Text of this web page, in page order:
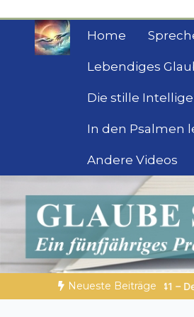
springen
Home
Lebendiges
Die stille
In den Psalmen
Andere Videos
Biblische Einsichten für
Neueste Beiträge
und Gottes unübertreffliche